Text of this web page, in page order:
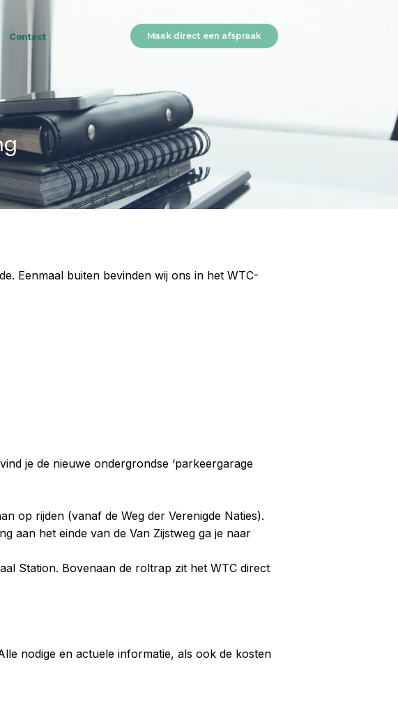
Contact Maak direct een afspraak
Eenmaal buiten bevinden wij ons in het WTC-
je de nieuwe ondergrondse ‘parkeergarage
op rijden (vanaf de Weg der Verenigde Naties).
aan het einde van de Van Zijstweg ga je naar
Station. Bovenaan de roltrap zit het WTC direct
nodige en actuele informatie, als ook de kosten